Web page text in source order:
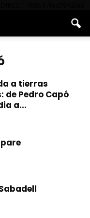
a tierras
de Pedro Capó
a...